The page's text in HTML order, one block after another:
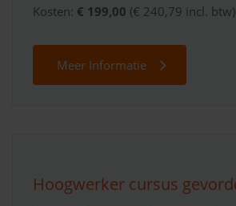
Kosten: € 199,00 (€ 240,79 incl. btw)
Meer Informatie
Hoogwerker cursus